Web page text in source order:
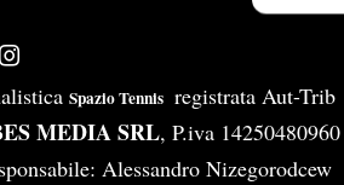
Spazio Tennis registrata Aut-
MEDIA SRL, P.iva 14250480960
Alessandro Nizegorodcew